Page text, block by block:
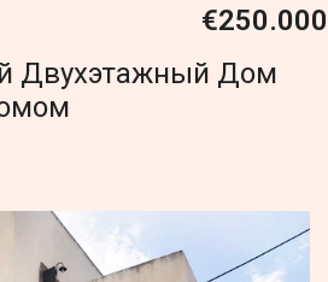
€250.000
Двухэтажный Дом